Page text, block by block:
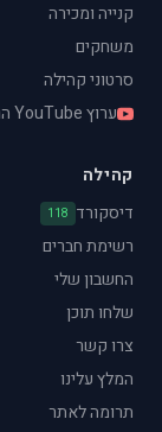
קנייה ומכירה
משחקים
סרטוני קהילה
ערוץ YouTube הרשמי
קהילה
דיסקורד 118
רשימת חברים
החשבון שלי
שלחו תוכן
צרו קשר
המלץ עלינו
תרומה לאתר